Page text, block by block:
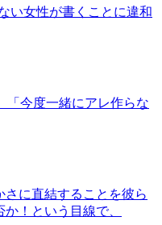
い女性が書くことに違和
「今度一緒にアレ作らな
に直結することを彼ら
！という目線で、